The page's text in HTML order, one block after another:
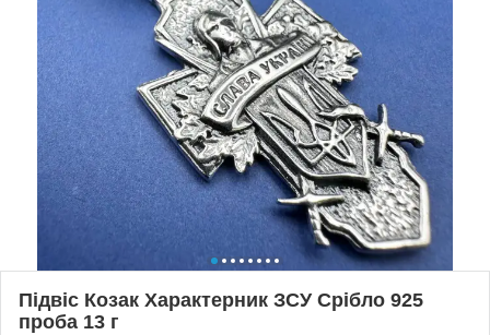
Підвіс Козак Характерник ЗСУ Срібло 925
проба 13 г